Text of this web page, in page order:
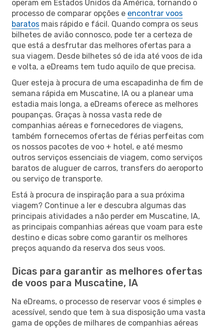
operam em Estados Unidos da América, tornando o
processo de comparar opções e encontrar voos
baratos mais rápido e fácil. Quando compra os seus
bilhetes de avião connosco, pode ter a certeza de
que está a desfrutar das melhores ofertas para a
sua viagem. Desde bilhetes só de ida até voos de ida
e volta, a eDreams tem tudo aquilo de que precisa.
Quer esteja à procura de uma escapadinha de fim de
semana rápida em Muscatine, IA ou a planear uma
estadia mais longa, a eDreams oferece as melhores
poupanças. Graças à nossa vasta rede de
companhias aéreas e fornecedores de viagens,
também fornecemos ofertas de férias perfeitas com
os nossos pacotes de voo + hotel, e até mesmo
outros serviços essenciais de viagem, como serviços
baratos de aluguer de carros, transfers do aeroporto
ou serviço de transporte.
Está à procura de inspiração para a sua próxima
viagem? Continue a ler e descubra algumas das
principais atividades a não perder em Muscatine, IA,
as principais companhias aéreas que voam para este
destino e dicas sobre como garantir os melhores
preços aquando da reserva dos seus voos.
Dicas para garantir as melhores ofertas
de voos para Muscatine, IA
Na eDreams, o processo de reservar voos é simples e
acessível, sendo que tem à sua disposição uma vasta
gama de opções de milhares de companhias aéreas